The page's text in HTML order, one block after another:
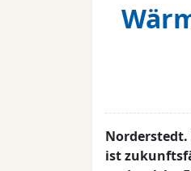
Norderstedt.
ist